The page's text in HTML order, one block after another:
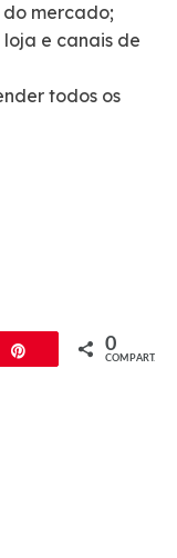
mercado;
e canais de
todos os
0
COMPART.